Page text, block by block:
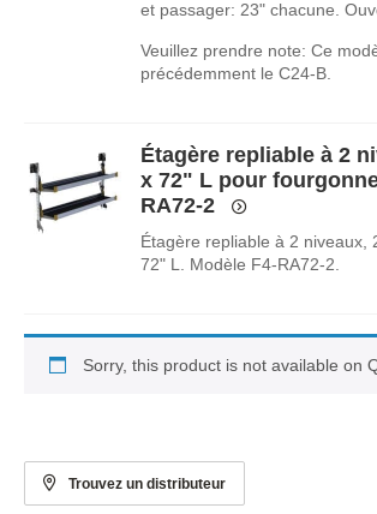
et passager: 23" chacune.
Veuillez prendre note: Ce
précédemment le C24-B.
Étagère repliable à 2
x 72" L pour
RA72-2
Étagère repliable à 2 niveaux,
72" L. Modèle F4-RA72-2.
Sorry, this product is not available on
Trouvez un distributeur